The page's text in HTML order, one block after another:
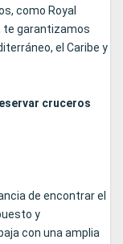
como Royal
te garantizamos
el Caribe y
cruceros
de encontrar el
y
con una amplia